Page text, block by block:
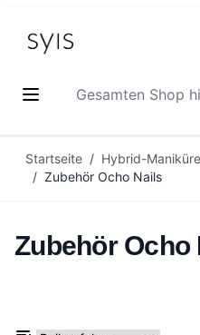
Gesamten Shop
Startseite / Hybrid-
/ Zubehör Ocho Nails
Zubehör Ocho